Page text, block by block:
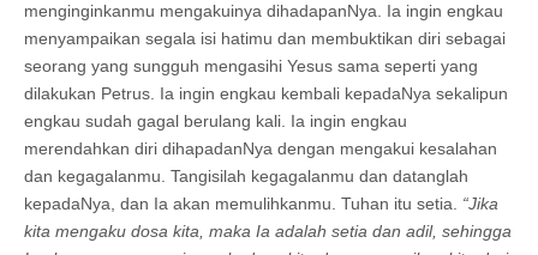
menginginkanmu mengakuinya dihadapanNya. Ia ingin engkau
menyampaikan segala isi hatimu dan membuktikan diri sebagai
seorang yang sungguh mengasihi Yesus sama seperti yang
dilakukan Petrus. Ia ingin engkau kembali kepadaNya sekalipun
engkau sudah gagal berulang kali. Ia ingin engkau
merendahkan diri dihapadanNya dengan mengakui kesalahan
dan kegagalanmu. Tangisilah kegagalanmu dan datanglah
kepadaNya, dan Ia akan memulihkanmu. Tuhan itu setia. “Jika
kita mengaku dosa kita, maka Ia adalah setia dan adil, sehingga